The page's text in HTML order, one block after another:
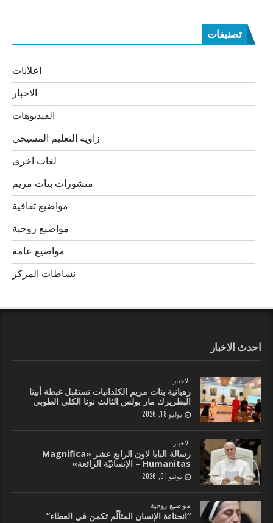
تصنيفات
اعلانات
الاخبار
الفيديوهات
زاوية التعليم المسيحي
لغات اخرى
منشورات بنات مريم
مواضيع ثقافية
مواضيع روحية
مواضيع عامة
نشاطات المركز
احدث الاخبار
الاخبار
رهبانية بنات مريم الكلدانيات تستقبل غبطة أبينا
البطريرك مار بولس الثالث نونا الكلي الطوبى
يوليو 18, 2026
الاخبار
رسالة البابا لاون الرابع عشر «Magnifica
Humanitas – الإنسانيّة الرائعة»
يونيو 01, 2026
مواضيع روحية
“انحناءة الإنسان المتألّم تكمن في العطاء”